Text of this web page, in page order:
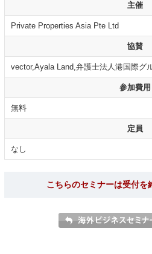
主催
Private Properties Asia Pte Ltd
協賛
vector,Ayala Land,弁護士法人港国際グ
参加費用
無料
定員
なし
こちらのセミナーは受付を